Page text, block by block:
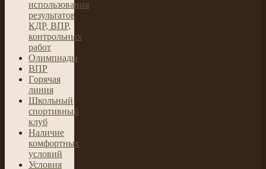
использования
результатов
КДР, ВПР,
контрольных
работ
Олимпиады
ВПР
Гoрячая
линия
Школьный
спортивный
клуб
Наличие
комфортных
условий
Условия